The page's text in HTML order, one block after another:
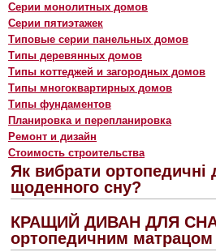
Серии монолитных домов
Серии пятиэтажек
Типовые серии панельных домов
Типы деревянных домов
Типы коттеджей и загородных домов
Типы многоквартирных домов
Типы фундаментов
Планировка и перепланировка
Ремонт и дизайн
Стоимость строительства
Як вибрати ортопедичні
щоденного сну?
КРАЩИЙ ДИВАН ДЛЯ
ортопедичним матрацом